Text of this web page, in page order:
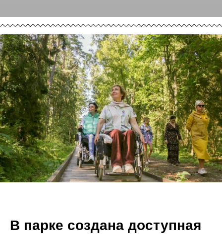
В парке создана доступная